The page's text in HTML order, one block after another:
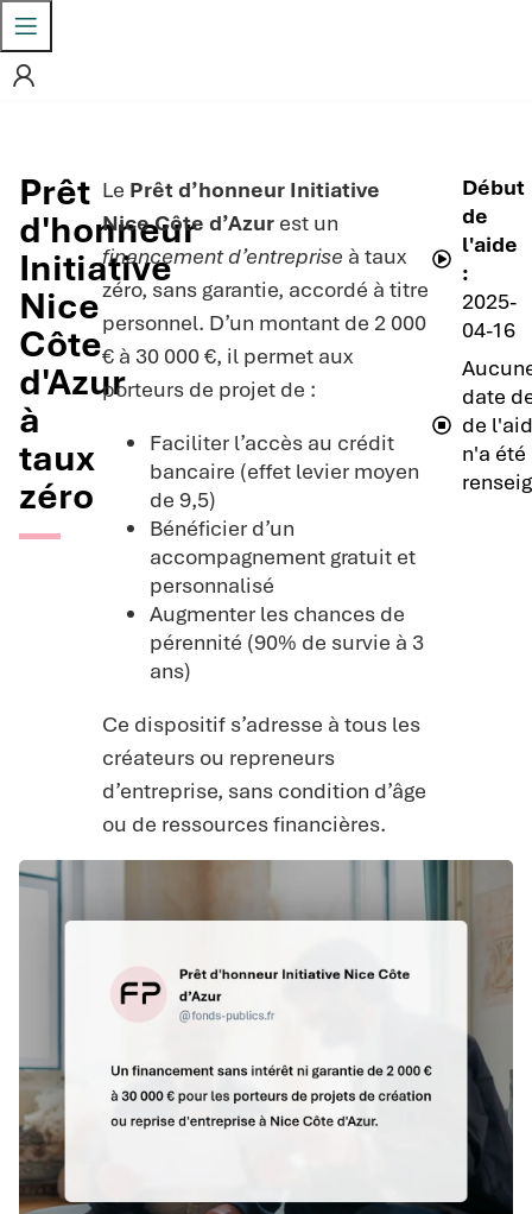
Prêt
d'honneur
Initiative
Nice
Côte
d'Azur
à
taux
zéro
Le Prêt d’honneur Initiative
Nice Côte d’Azurest un
financement d’entreprise à taux
zéro, sans garantie, accordé à titre
personnel. D’un montant de 2 000
€ à 30 000 €, il permet aux
porteurs de projet de :
Faciliter l’accès au crédit
bancaire (effet levier moyen
de 9,5)
Bénéficier d’un
accompagnement gratuit et
personnalisé
Augmenter les chances de
pérennité (90% de survie à 3
ans)
Ce dispositif s’adresse à tous les
créateurs ou repreneurs
d’entreprise, sans condition d’âge
ou de ressources financières.
Début
de
l'aide
:
2025-
04-16
date
de
n'a été